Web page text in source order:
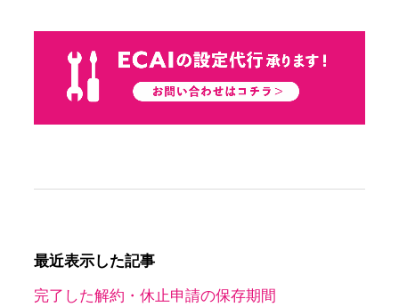
最近表示した記事
完了した解約・休止申請の保存期間